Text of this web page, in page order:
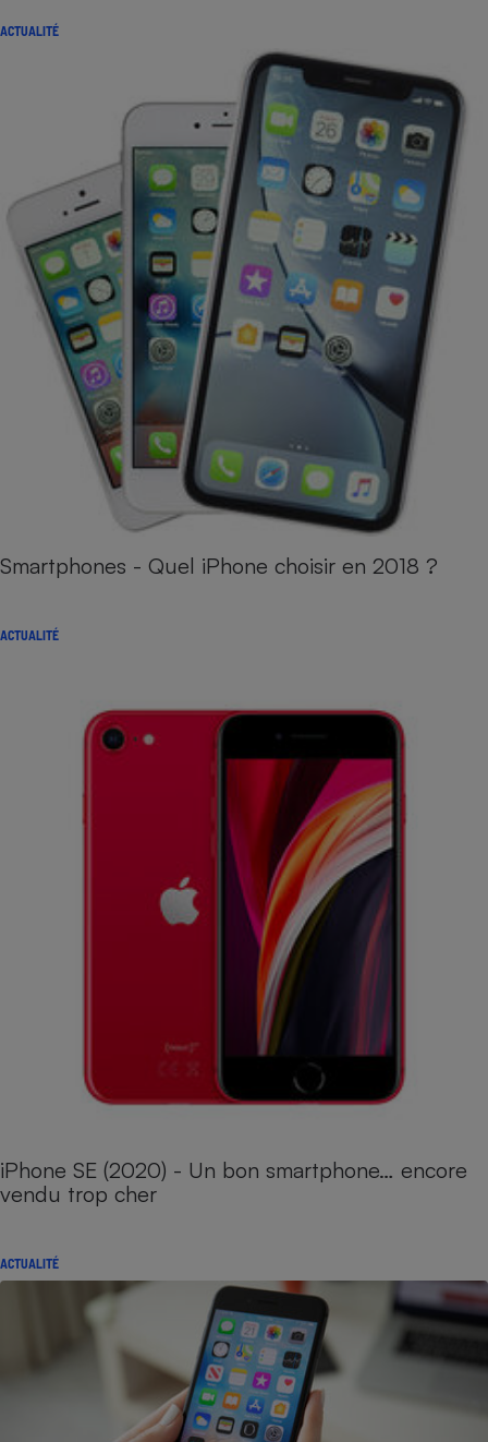
ACTUALITÉ
Smartphones - Quel iPhone choisir en 2018 ?
ACTUALITÉ
iPhone SE (2020) - Un bon smartphone… encore
vendu trop cher
ACTUALITÉ